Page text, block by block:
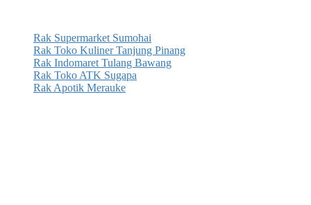
Rak Supermarket Sumohai
Rak Toko Kuliner Tanjung Pinang
Rak Indomaret Tulang Bawang
Rak Toko ATK Sugapa
Rak Apotik Merauke